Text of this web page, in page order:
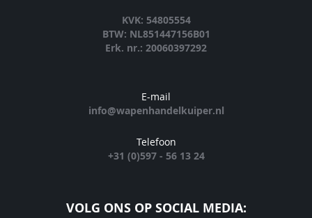
KVK: 54805554
BTW: NL851447156B01
Erk. nr.: 20060397292
E-mail
info@wapenhandelkuiper.nl
Telefoon
+31 (0)597 - 56 13 24
VOLG ONS OP SOCIAL MEDIA: